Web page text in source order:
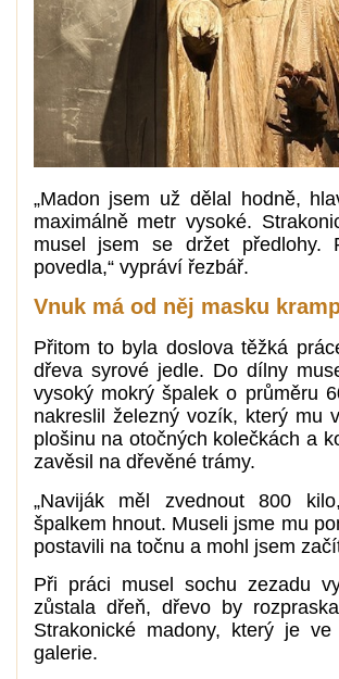
„Madon jsem už dělal hodně,
maximálně metr vysoké.
musel jsem se držet předlohy.
povedla,“ vypráví řezbář.
Vnuk má od něj masku
Přitom to byla doslova těžká
dřeva syrové jedle. Do dílny
vysoký mokrý špalek o průměru
nakreslil železný vozík, který mu
plošinu na otočných kolečkách a
zavěsil na dřevěné trámy.
„Naviják měl zvednout 800
špalkem hnout. Museli jsme mu
postavili na točnu a mohl jsem
Při práci musel sochu zezadu
zůstala dřeň, dřevo by
Strakonické madony, který je
galerie.